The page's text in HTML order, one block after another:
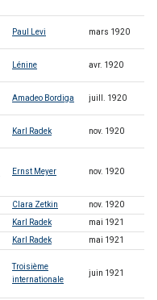
Paul Levi mars 1920
Lénine avr. 1920
Amadeo Bordiga juill. 1920
Karl Radek nov. 1920
Ernst Meyer nov. 1920
Clara Zetkin nov. 1920
Karl Radek mai 1921
Karl Radek mai 1921
Troisième
internationale
juin 1921